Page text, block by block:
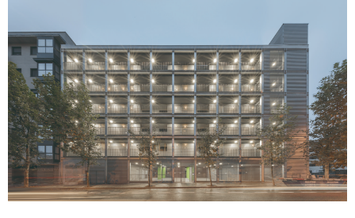
Equipo
Actualidad
R_lab
Contacto
ES
CA
EN